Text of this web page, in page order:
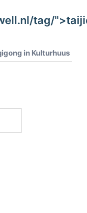
tag/
in Kulturhuus